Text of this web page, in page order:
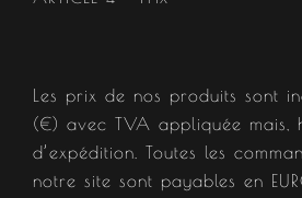
Les prix de nos produits sont
(€) avec TVA appliquée mais,
d’expédition. Toutes les
notre site sont payables en